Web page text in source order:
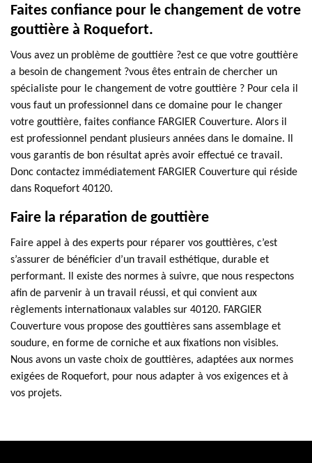
Faites confiance pour le changement de votre
gouttière à Roquefort.
Vous avez un problème de gouttière ?est ce que votre gouttière
a besoin de changement ?vous êtes entrain de chercher un
spécialiste pour le changement de votre gouttière ? Pour cela il
vous faut un professionnel dans ce domaine pour le changer
votre gouttière, faites confiance FARGIER Couverture. Alors il
est professionnel pendant plusieurs années dans le domaine. Il
vous garantis de bon résultat après avoir effectué ce travail.
Donc contactez immédiatement FARGIER Couverture qui réside
dans Roquefort 40120.
Faire la réparation de gouttière
Faire appel à des experts pour réparer vos gouttières, c’est
s’assurer de bénéficier d’un travail esthétique, durable et
performant. Il existe des normes à suivre, que nous respectons
afin de parvenir à un travail réussi, et qui convient aux
règlements internationaux valables sur 40120. FARGIER
Couverture vous propose des gouttières sans assemblage et
soudure, en forme de corniche et aux fixations non visibles.
Nous avons un vaste choix de gouttières, adaptées aux normes
exigées de Roquefort, pour nous adapter à vos exigences et à
vos projets.